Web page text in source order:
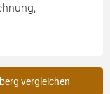
vergleichen